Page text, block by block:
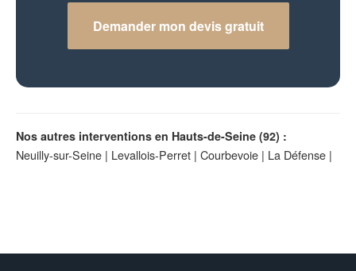
Demander mon devis gratuit
Nos autres interventions en Hauts-de-Seine (92) :
Neuilly-sur-Seine | Levallois-Perret | Courbevoie | La Défense |